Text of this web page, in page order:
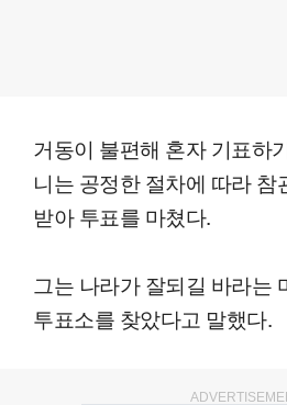
거동이 불편해 혼자 기표하
니는 공정한 절차에 따라
받아 투표를 마쳤다.
그는 나라가 잘되길 바라는
투표소를 찾았다고 말했다.